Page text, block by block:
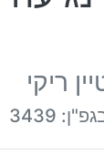
ריקי
3439